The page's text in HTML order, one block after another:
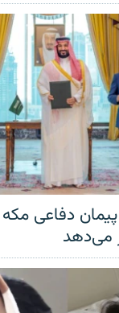
دفاعی مکه
می‌دهد